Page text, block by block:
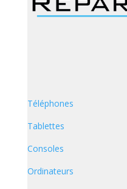
Téléphones
Tablettes
Consoles
Ordinateurs